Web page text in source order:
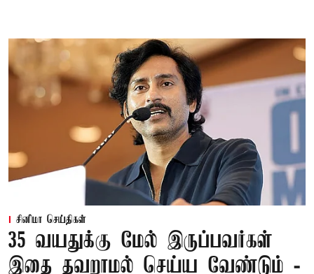
சினிமா செய்திகள்
35 வயதுக்கு மேல் இருப்பவர்கள்
இதை தவறாமல் செய்ய வேண்டும் -